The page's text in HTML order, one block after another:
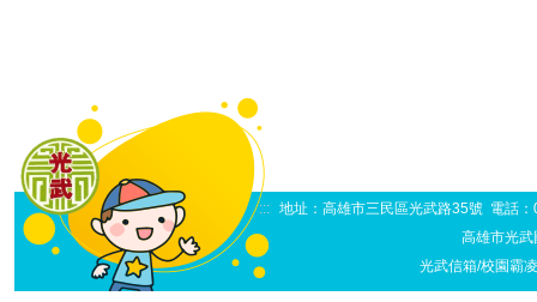
:::
地址：高雄市三民區光武路35號 電話
高雄市光
光武信箱/校園霸